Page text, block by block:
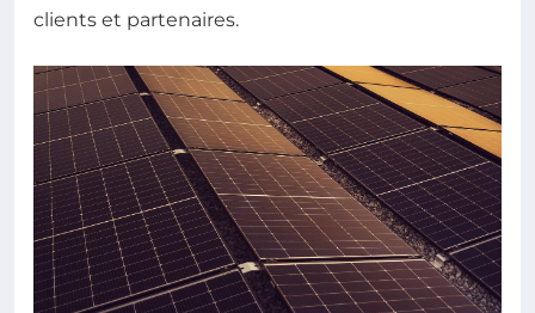
clients et partenaires.